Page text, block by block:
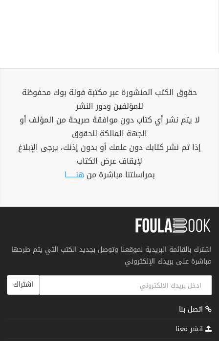
حقوق الكتب المنشورة عبر مكتبة فولة بوك محفوظة
للمؤلفين ودور النشر
لا يتم نشر أي كتاب دون موافقة صريحة من المؤلف أو
الجهة المالكة للحقوق
إذا تم نشر كتابك دون علمك أو بدون إذنك، يرجى الإبلاغ
لإيقاف عرض الكتاب
بمراسلتنا مباشرة من هنــــــا
اشترك بالقائمة البريدية لموقعنا وتوصل بجديد الكتب التي يتم طرحها
مباشرة على بريدك الإلكتروني
اشتراك
اتصل بنا
انشر معنا